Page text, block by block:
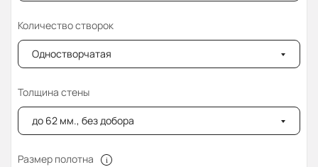
Количество створок
Одностворчатая
Толщина стены
до 62 мм., без добора
Размер полотна